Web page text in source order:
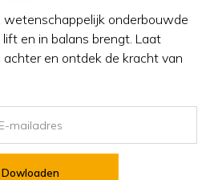
wetenschappelijk onderbouwde
en in balans brengt. Laat
achter en ontdek de kracht van